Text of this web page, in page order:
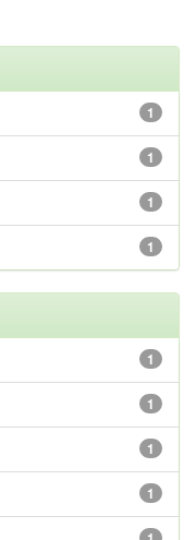
1
1
1
1
1
1
1
1